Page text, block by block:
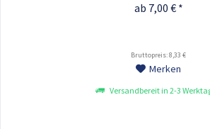
ab 7,00 € *
Bruttopreis: 8,33 €
Merken
Versandbereit in 2-3